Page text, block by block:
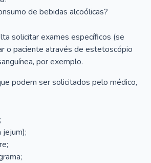
de bebidas alcoólicas?
solicitar exames específicos (se
o paciente através de estetoscópio
por exemplo.
podem ser solicitados pelo médico,
jejum);